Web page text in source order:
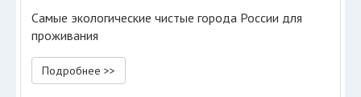
Самые экологические чистые города России для
проживания
Подробнее >>